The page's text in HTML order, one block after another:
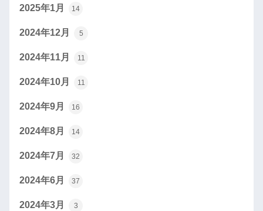
2025年1月 14
2024年12月 5
2024年11月 11
2024年10月 11
2024年9月 16
2024年8月 14
2024年7月 32
2024年6月 37
2024年3月 3